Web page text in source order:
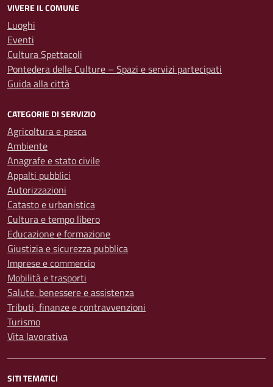
VIVERE IL COMUNE
Luoghi
Eventi
Cultura Spettacoli
Pontedera delle Culture – Spazi e servizi partecipati
Guida alla città
CATEGORIE DI SERVIZIO
Agricoltura e pesca
Ambiente
Anagrafe e stato civile
Appalti pubblici
Autorizzazioni
Catasto e urbanistica
Cultura e tempo libero
Educazione e formazione
Giustizia e sicurezza pubblica
Imprese e commercio
Mobilità e trasporti
Salute, benessere e assistenza
Tributi, finanze e contravvenzioni
Turismo
Vita lavorativa
SITI TEMATICI